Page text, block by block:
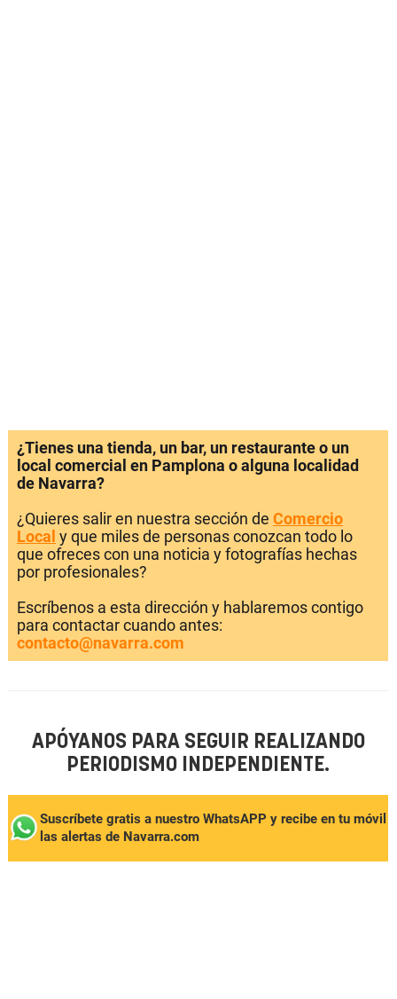
¿Tienes una tienda, un bar, un restaurante o un
local comercial en Pamplona o alguna localidad
de Navarra?
¿Quieres salir en nuestra sección de Comercio
Local y que miles de personas conozcan todo lo
que ofreces con una noticia y fotografías hechas
por profesionales?
Escríbenos a esta dirección y hablaremos contigo
para contactar cuando antes:
contacto@navarra.com
APÓYANOS PARA SEGUIR REALIZANDO
PERIODISMO INDEPENDIENTE.
Suscríbete gratis a nuestro WhatsAPP y recibe en tu móvil
las alertas de Navarra.com